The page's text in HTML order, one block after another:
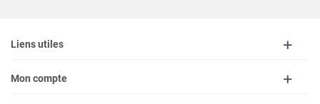
Liens utiles
Mon compte